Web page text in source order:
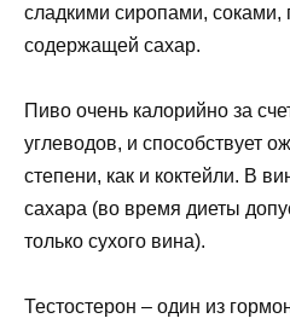
сладкими сиропами, соками,
содержащей сахар.
Пиво очень калорийно за
углеводов, и способствует
степени, как и коктейли. В
сахара (во время диеты
только сухого вина).
Тестостерон – один из